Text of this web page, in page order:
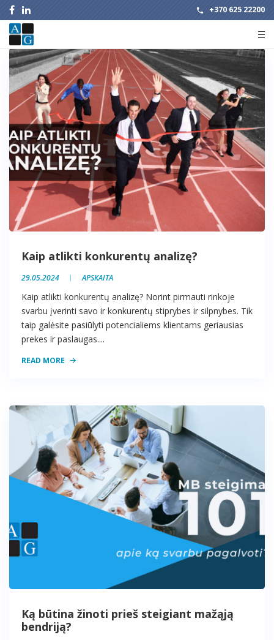
+370 625 22200
Kaip atlikti konkurentų analizę?
29.05.2024 APSKAITA
Kaip atlikti konkurentų analizę? Norint pirmauti rinkoje
svarbu įverinti savo ir konkurentų stiprybes ir silpnybes. Tik
taip galėsite pasiūlyti potencialiems klientams geriausias
prekes ir paslaugas....
READ MORE
Ką būtina žinoti prieš steigiant mažąją
bendriją?